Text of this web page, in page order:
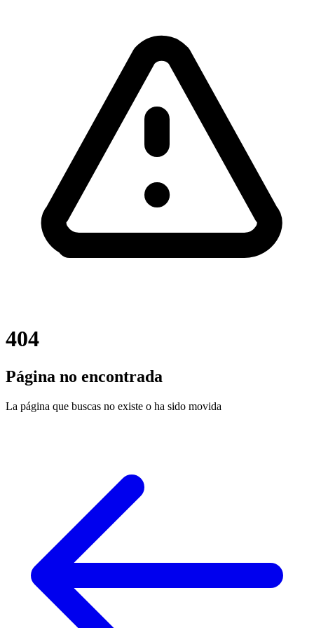
404
Página no encontrada
La página que buscas no existe o ha sido movida